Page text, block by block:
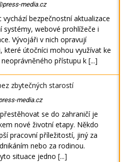
media.cz
vychází bezpečnostní aktualizace
systémy, webové prohlížeče i
Vývojáři v nich opravují
které útočníci mohou využívat ke
přístupu k [...]
zbytečných starostí
media.cz
se do zahraničí je
nové životní etapy. Někdo
pracovní příležitostí, jiný za
nebo za rodinou.
situace jedno [...]